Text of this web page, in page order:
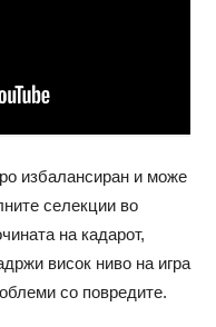
избалансиран и може
селекции во
на кадарот,
висок ниво на игра
со повредите.